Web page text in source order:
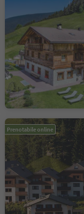
Prenotabile online